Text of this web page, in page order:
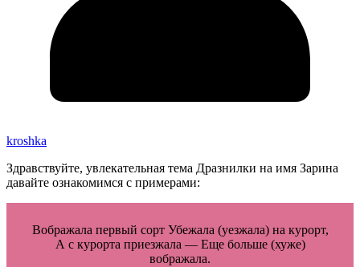
kroshka
Здравствуйте, увлекательная тема Дразнилки на имя Зарина
давайте ознакомимся с примерами:
Вображала первый сорт Убежала (уезжала) на курорт,
А с курорта приезжала — Еще больше (хуже)
вображала.